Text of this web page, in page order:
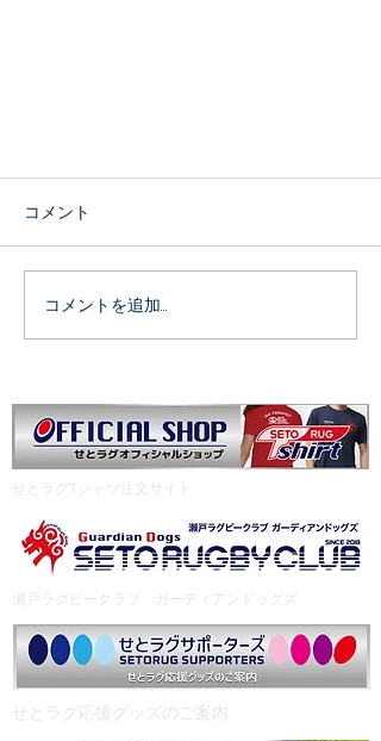
可茂RS交流会 忘れ物について
の中、おつかれさまでした。 ３~６年
生がゲームしていたスタンドに水筒と
リュックの忘れ物がありました。 水
２、アディダスの黒っぽい上着等が入
っております。...
コメント
コメントを追加…
​せとラグTシャツ注文サイト
瀬戸ラグビークラブ ガーディアンドッグズ
​せとラグ応援グッズのご案内